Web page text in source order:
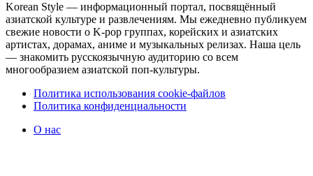
Korean Style — информационный портал, посвящённый
азиатской культуре и развлечениям. Мы ежедневно публикуем
свежие новости о K-pop группах, корейских и азиатских
артистах, дорамах, аниме и музыкальных релизах. Наша цель
— знакомить русскоязычную аудиторию со всем
многообразием азиатской поп-культуры.
Политика использования cookie-файлов
Политика конфиденциальности
О нас